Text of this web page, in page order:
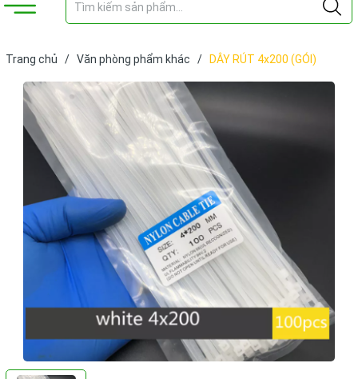
Trang chủ / Văn phòng phẩm khác / DÂY RÚT 4x200 (GÓI)